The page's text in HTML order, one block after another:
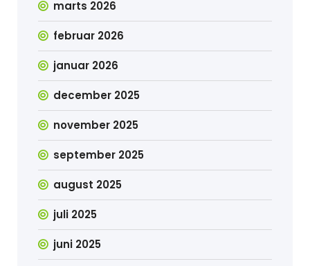
marts 2026
februar 2026
januar 2026
december 2025
november 2025
september 2025
august 2025
juli 2025
juni 2025